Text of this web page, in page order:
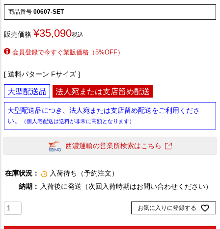
商品番号 00607-SET
販売価格 ¥35,090税込
会員登録で今すぐ業販価格（5%OFF）
送料パターン Fサイズ
大型配送品 法人宛または支店留め配送
大型配送品につき、法人宛または支店留め配送をご利用くださ
い。
（個人宅配送は送料が非常に高額となります）
西濃運輸の営業所検索はこちら
在庫状況：
入荷待ち（予約注文）
納期： 入荷後に発送（次回入荷時期はお問い合わせください）
お気に入りに登録する